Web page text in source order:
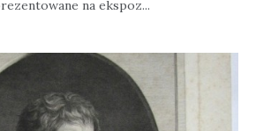
na ekspoz...